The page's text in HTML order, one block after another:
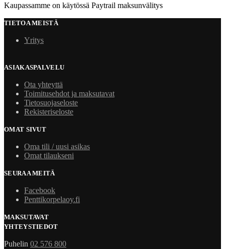
Kaupassamme on käytössä Paytrail maksunvälitys
TIETOA MEISTÄ
Yritys
ASIAKASPALVELU
Ota yhteyttä
Toimitusehdot ja maksutavat
Tietosuojaseloste
Rekisteriseloste
OMAT SIVUT
Oma tili / uusi asikas
Omat tilaukseni
SEURAA MEITÄ
Facebook
Penttikorpelaoy.fi
MAKSUTAVAT
YHTEYSTIEDOT
Puhelin 02 576 800